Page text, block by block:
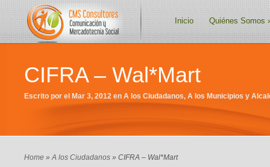
Inicio Quiénes Somos
CIFRA – Wal*Mart
Escrito por el Mar 3, 2012 en A los Ciudadanos, A los Municipios y
Home »A los Ciudadanos » CIFRA – Wal*Mart